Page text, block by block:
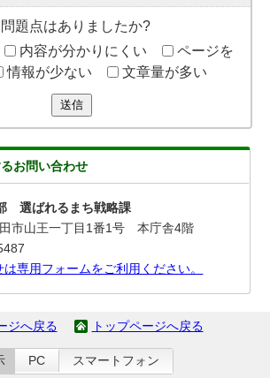
題点はありましたか?
内容が分かりにくい
ページを
情報が少ない 文章量が多い
送信
お問い合わせ
選ばれるまち戦略課
市山王一丁目1番1号 本庁舎4階
専用フォームをご利用ください。
ジへ戻る トップページへ戻る
PC スマートフォン